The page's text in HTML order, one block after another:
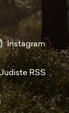
Instagram
RSS